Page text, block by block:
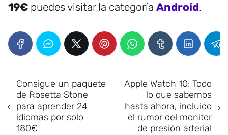
19€ puedes visitar la categoría Android.
Consigue un paquete
de Rosetta Stone
para aprender 24
idiomas por solo
180€
Apple Watch 10: Todo
lo que sabemos
hasta ahora, incluido
el rumor del monitor
de presión arterial